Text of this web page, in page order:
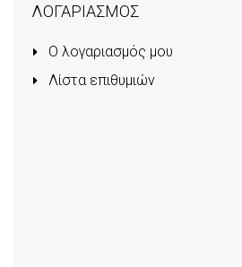
ΛΟΓΑΡΙΑΣΜΟΣ
Ο λογαριασμός μου
Λίστα επιθυμιών